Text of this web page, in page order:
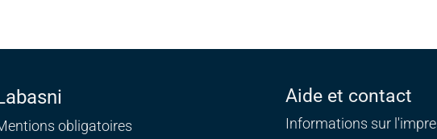
obligatoires
Aide et contact
Informations sur